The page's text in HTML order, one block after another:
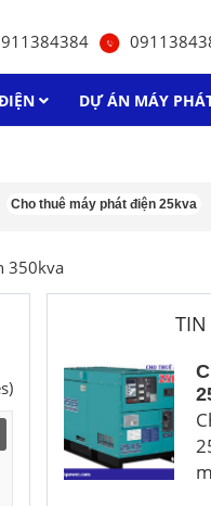
DỰ ÁN MÁY
thuê máy phát điện 25kva Cho
350kva